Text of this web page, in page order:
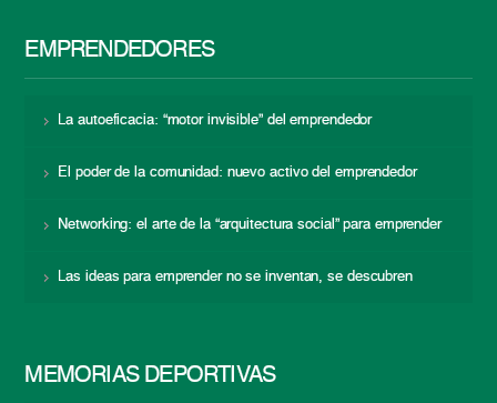
EMPRENDEDORES
La autoeficacia: “motor invisible” del emprendedor
El poder de la comunidad: nuevo activo del emprendedor
Networking: el arte de la “arquitectura social” para emprender
Las ideas para emprender no se inventan, se descubren
MEMORIAS DEPORTIVAS